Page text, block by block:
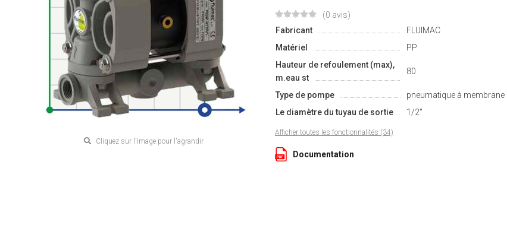
Cliquez sur l'image pour l'agrandir
(0 avis)
Fabricant
FLUIMAC
Matériel
PP
Hauteur de refoulement (max),
m.eau st
80
Type de pompe
pneumatique à membrane
Le diamètre du tuyau de sortie
1/2"
Afficher toutes les fonctionnalités (34)
Documentation